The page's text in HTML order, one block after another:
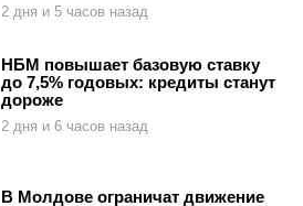
2 дня и 5 часов назад
НБМ повышает базовую ставку
до 7,5% годовых: кредиты станут
дороже
2 дня и 6 часов назад
В Молдове ограничат движение